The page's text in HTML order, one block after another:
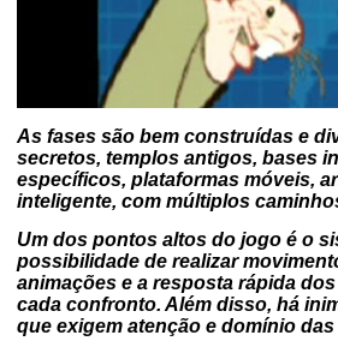
As fases são bem construídas e
secretos, templos antigos, bases
específicos, plataformas móveis,
inteligente, com múltiplos
Um dos pontos altos do jogo é o
possibilidade de realizar
animações e a resposta rápida
cada confronto. Além disso, há
que exigem atenção e domínio